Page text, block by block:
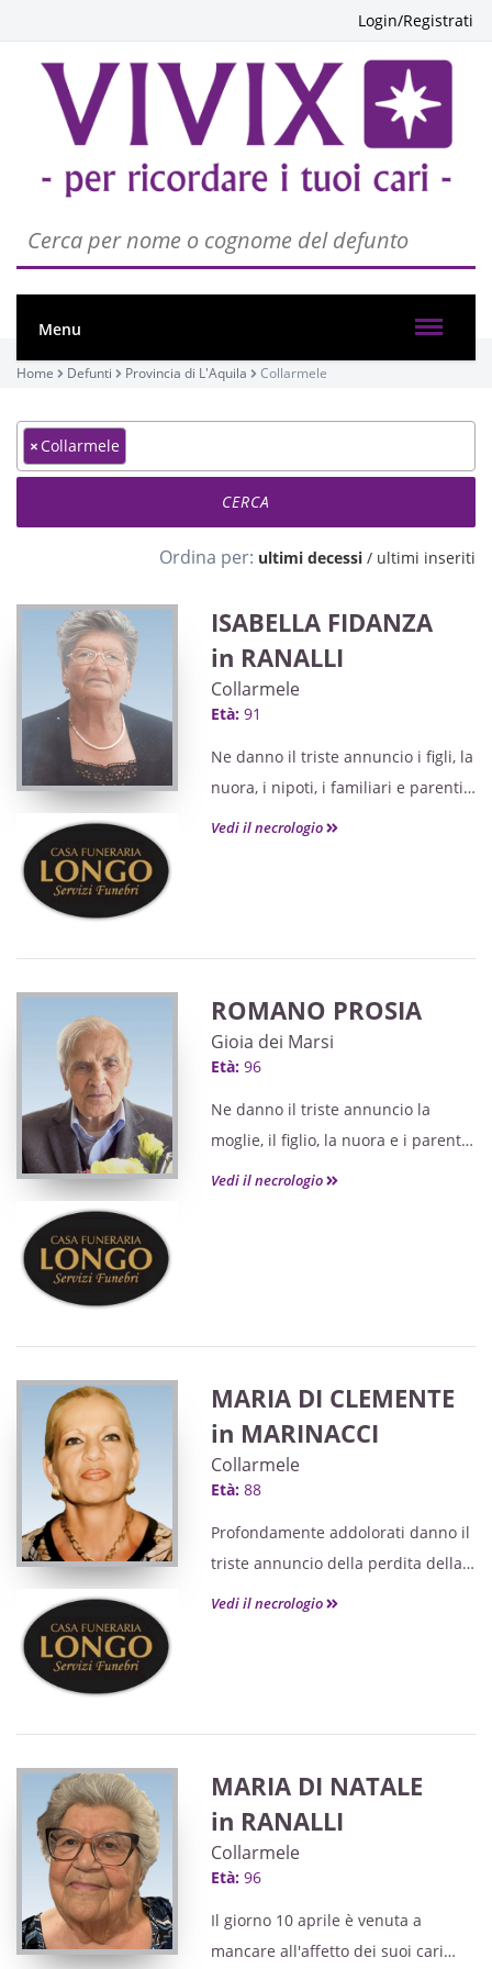
Login/Registrati
Menu
Home Defunti Provincia di L'Aquila Collarmele
×Collarmele
Ordina per: ultimi decessi / ultimi inseriti
ISABELLA FIDANZA
in RANALLI
Collarmele
Età: 91
Ne danno il triste annuncio i figli, la
nuora, i nipoti, i familiari e parenti
tutti
Vedi il necrologio
ROMANO PROSIA
Gioia dei Marsi
Età: 96
Ne danno il triste annuncio la
moglie, il figlio, la nuora e i parenti
tutti
Vedi il necrologio
MARIA DI CLEMENTE
in MARINACCI
Collarmele
Età: 88
Profondamente addolorati danno il
triste annuncio della perdita della
cara mamma i figli Manfredo, Luigi
Vedi il necrologio
MARIA DI NATALE
in RANALLI
Collarmele
Età: 96
Il giorno 10 aprile è venuta a
mancare all'affetto dei suoi cari